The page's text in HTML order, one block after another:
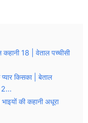
18 | वेताल पच्चीसी
किसका | बेताल
2...
की कहानी अधूरा